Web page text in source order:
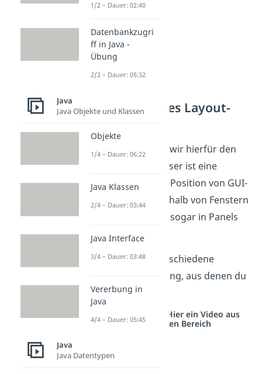
Verwendung des Layout-
Konkret verwenden wir hierfür den
LayoutManager. Dieser ist eine
Schnittstelle, die die Position von GUI-
Komponenten innerhalb von Fenstern
und gegebenenfalls sogar in Panels
festlegen kann.
Dazu stellt er dir verschiedene
Layouts zur Verfügung, aus denen du
wählen kannst:
Studyflix vernetzt: Hier ein Video aus
einem anderen Bereich
1/2 – Dauer: 02:40
Datenbankzugri
ff in Java -
Übung
2/2 – Dauer: 05:32
Java
Java Objekte und Klassen
Objekte
1/4 – Dauer: 06:22
Java Klassen
2/4 – Dauer: 03:44
Java Interface
3/4 – Dauer: 03:48
Vererbung in
Java
4/4 – Dauer: 05:45
Java
Java Datentypen